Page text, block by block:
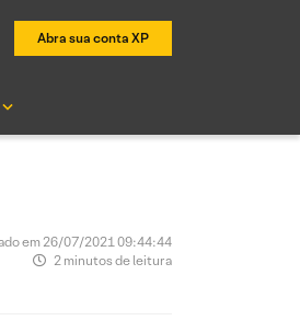
Abra sua conta XP
em 26/07/2021 09:44:44
2 minutos de leitura